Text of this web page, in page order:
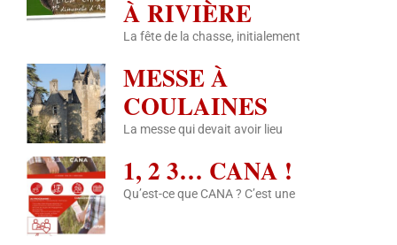
À RIVIÈRE
La fête de la chasse, initialement
MESSE À
COULAINES
La messe qui devait avoir lieu
1, 2 3… CANA !
Qu’est-ce que CANA ? C’est une